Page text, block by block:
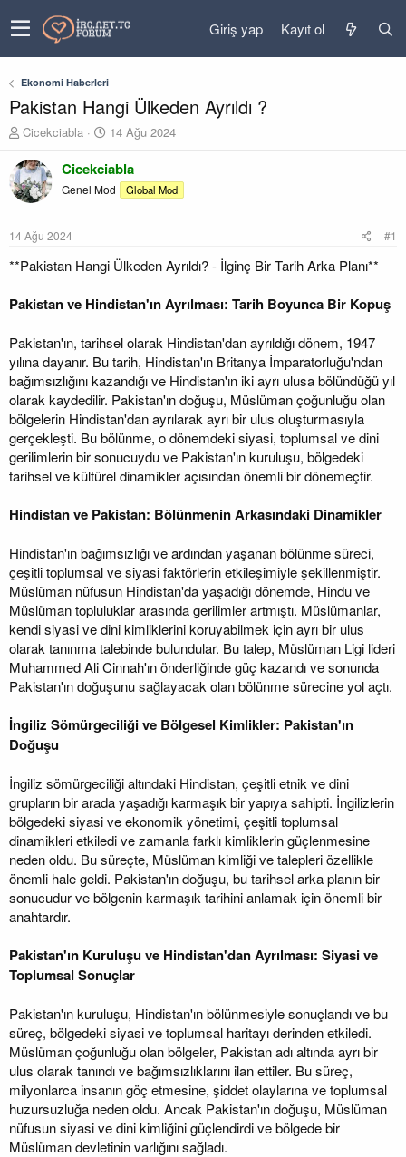
Giriş yap Kayıt ol
Ekonomi Haberleri
Pakistan Hangi Ülkeden Ayrıldı ?
K
n
u
y
b
a
ş
t
n
Cicekciabla
B
ş
l
a
ç
r
h
14 Ağu 2024
Cicekciabla
Genel Mod Global Mod
14 Ağu 2024 #1
**Pakistan Hangi Ülkeden Ayrıldı? - İlginç Bir Tarih Arka Planı**
Pakistan ve Hindistan'ın Ayrılması: Tarih Boyunca Bir Kopuş
Pakistan'ın, tarihsel olarak Hindistan'dan ayrıldığı dönem, 1947
yılına dayanır. Bu tarih, Hindistan'ın Britanya İmparatorluğu'ndan
bağımsızlığını kazandığı ve Hindistan'ın iki ayrı ulusa bölündüğü yıl
olarak kaydedilir. Pakistan'ın doğuşu, Müslüman çoğunluğu olan
bölgelerin Hindistan'dan ayrılarak ayrı bir ulus oluşturmasıyla
gerçekleşti. Bu bölünme, o dönemdeki siyasi, toplumsal ve dini
gerilimlerin bir sonucuydu ve Pakistan'ın kuruluşu, bölgedeki
tarihsel ve kültürel dinamikler açısından önemli bir dönemeçtir.
Hindistan ve Pakistan: Bölünmenin Arkasındaki Dinamikler
Hindistan'ın bağımsızlığı ve ardından yaşanan bölünme süreci,
çeşitli toplumsal ve siyasi faktörlerin etkileşimiyle şekillenmiştir.
Müslüman nüfusun Hindistan'da yaşadığı dönemde, Hindu ve
Müslüman topluluklar arasında gerilimler artmıştı. Müslümanlar,
kendi siyasi ve dini kimliklerini koruyabilmek için ayrı bir ulus
olarak tanınma talebinde bulundular. Bu talep, Müslüman Ligi lideri
Muhammed Ali Cinnah'ın önderliğinde güç kazandı ve sonunda
Pakistan'ın doğuşunu sağlayacak olan bölünme sürecine yol açtı.
İngiliz Sömürgeciliği ve Bölgesel Kimlikler: Pakistan'ın
Doğuşu
İngiliz sömürgeciliği altındaki Hindistan, çeşitli etnik ve dini
grupların bir arada yaşadığı karmaşık bir yapıya sahipti. İngilizlerin
bölgedeki siyasi ve ekonomik yönetimi, çeşitli toplumsal
dinamikleri etkiledi ve zamanla farklı kimliklerin güçlenmesine
neden oldu. Bu süreçte, Müslüman kimliği ve talepleri özellikle
önemli hale geldi. Pakistan'ın doğuşu, bu tarihsel arka planın bir
sonucudur ve bölgenin karmaşık tarihini anlamak için önemli bir
anahtardır.
Pakistan'ın Kuruluşu ve Hindistan'dan Ayrılması: Siyasi ve
Toplumsal Sonuçlar
Pakistan'ın kuruluşu, Hindistan'ın bölünmesiyle sonuçlandı ve bu
süreç, bölgedeki siyasi ve toplumsal haritayı derinden etkiledi.
Müslüman çoğunluğu olan bölgeler, Pakistan adı altında ayrı bir
ulus olarak tanındı ve bağımsızlıklarını ilan ettiler. Bu süreç,
milyonlarca insanın göç etmesine, şiddet olaylarına ve toplumsal
huzursuzluğa neden oldu. Ancak Pakistan'ın doğuşu, Müslüman
nüfusun siyasi ve dini kimliğini güçlendirdi ve bölgede bir
Müslüman devletinin varlığını sağladı.